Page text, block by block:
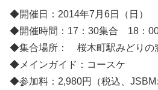
◆開催日：2014年7月6日（日）
◆開催時間：17：30集合 18：00
◆集合場所： 桜木町駅みどりの
◆メインガイド：コースケ
◆参加料：2,980円（税込、